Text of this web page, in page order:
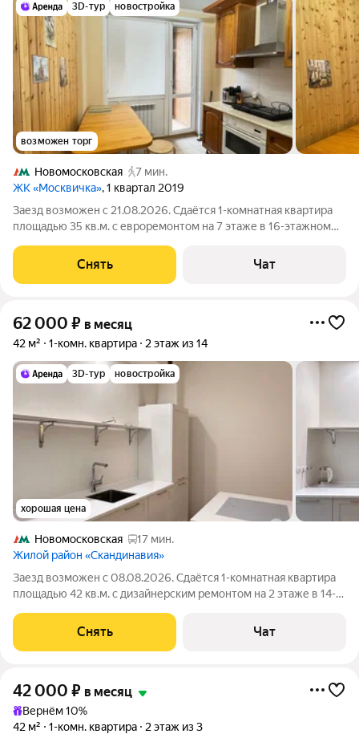
3D-тур новостройка
возможен торг
Новомосковская
7 мин.
ЖК «Москвичка», 1 квартал 2019
Заезд возможен с 21.08.2026. Сдаётся 1-комнатная квартира
площадью 35 кв.м. с евроремонтом на 7 этаже в 16-этажном
двор. В подъезде 2 лифта
Снять Чат
62 000 ₽ в месяц
42 м² 1-комн. квартира 2 этаж из 14
3D-тур новостройка
хорошая цена
Новомосковская
17 мин.
Жилой район «Скандинавия»
Заезд возможен с 08.08.2026. Сдаётся 1-комнатная квартира
площадью 42 кв.м. с дизайнерским ремонтом на 2 этаже в 14-
машина Дом -
Снять Чат
42 000 ₽ в месяц
Вернём 10%
42 м²
1-комн. квартира 2 этаж из 3